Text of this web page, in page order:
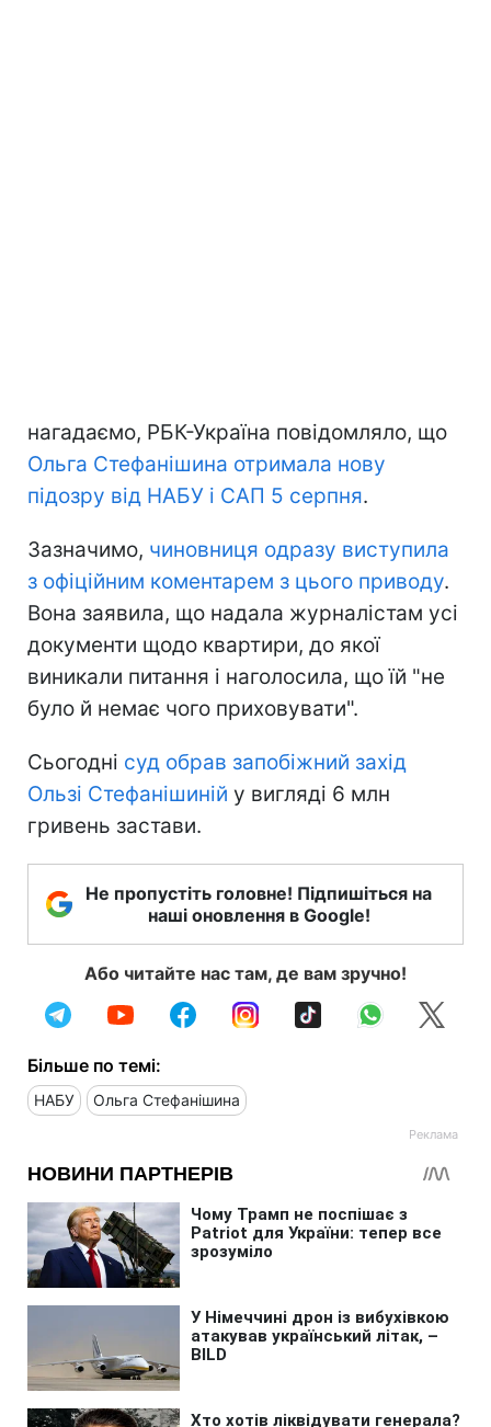
нагадаємо, РБК-Україна повідомляло, що
Ольга Стефанішина отримала нову
підозру від НАБУ і САП 5 серпня.
Зазначимо, чиновниця одразу виступила
з офіційним коментарем з цього приводу.
Вона заявила, що надала журналістам усі
документи щодо квартири, до якої
виникали питання і наголосила, що їй "не
було й немає чого приховувати".
Сьогодні суд обрав запобіжний захід
Ользі Стефанішиній у вигляді 6 млн
гривень застави.
Не пропустіть головне! Підпишіться на
наші оновлення в Google!
Або читайте нас там, де вам зручно!
Більше по темі:
НАБУ Ольга Стефанішина